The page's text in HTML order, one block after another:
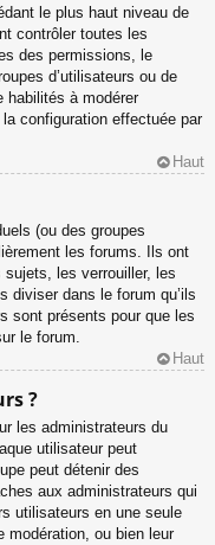
le plus haut niveau de
contrôler toutes les
des permissions, le
d’utilisateurs ou de
habilités à modérer
configuration effectuée par
Haut
(ou des groupes
les forums. Ils ont
sujets, les verrouiller, les
diviser dans le forum qu’ils
sont présents pour que les
le forum.
Haut
?
les administrateurs du
utilisateur peut
peut détenir des
aux administrateurs qui
utilisateurs en une seule
modération, ou bien leur